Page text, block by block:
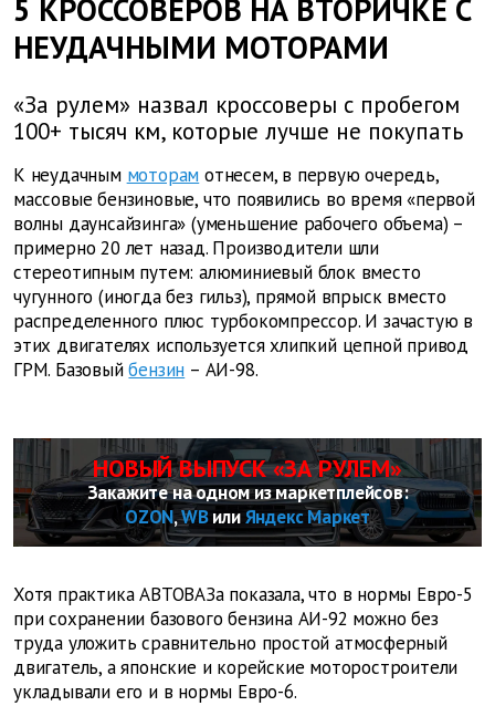
5 КРОССОВЕРОВ НА ВТОРИЧКЕ С
НЕУДАЧНЫМИ МОТОРАМИ
«За рулем» назвал кроссоверы с пробегом
100+ тысяч км, которые лучше не покупать
К неудачным моторам отнесем, в первую очередь,
массовые бензиновые, что появились во время «первой
волны даунсайзинга» (уменьшение рабочего объема) –
примерно 20 лет назад. Производители шли
стереотипным путем: алюминиевый блок вместо
чугунного (иногда без гильз), прямой впрыск вместо
распределенного плюс турбокомпрессор. И зачастую в
этих двигателях используется хлипкий цепной привод
ГРМ. Базовый бензин – АИ-98.
НОВЫЙ ВЫПУСК «ЗА РУЛЕМ»
Закажите на одном из маркетплейсов:
OZON,WBилиЯндекс Маркет
Хотя практика АВТОВАЗа показала, что в нормы Евро-5
при сохранении базового бензина АИ-92 можно без
труда уложить сравнительно простой атмосферный
двигатель, а японские и корейские моторостроители
укладывали его и в нормы Евро-6.